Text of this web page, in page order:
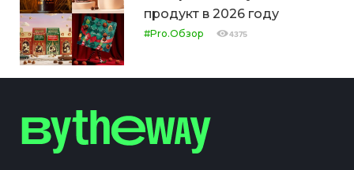
продукт в 2026 году
#Pro.Обзор 4375